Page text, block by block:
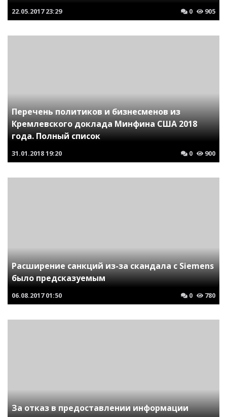
22.05.2017 23:29 0 905
Перечень политиков и бизнесменов из
Кремлевского доклада Минфина США 2018
года. Полный список
31.01.201819:20 0 900
Расширение санкций из-за скандала с Siemens
было предсказуемым
06.08.2017 01:50 0 780
За отказ в предоставлении информации